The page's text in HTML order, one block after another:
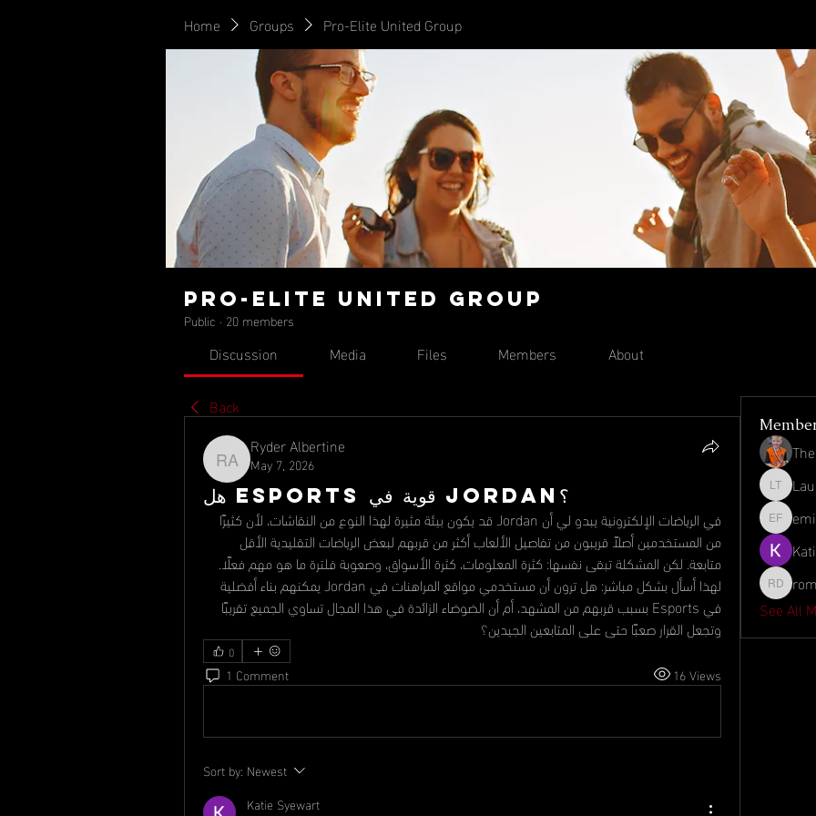
Home Groups Pro-Elite United Group
Pro-Elite United Group
Public · 20 members
Discussion Media Files Members
About
Back
Ryder Albertine
Ryder Albertine
May 7, 2026
هل Esports قوية في Jordan؟
وتجعل القرار صعبًا حتى على المتابعين الجيدين؟
0
1 Comment
16 Views
Sort by: Newest
Katie Syewart
Laura
romeo
See All